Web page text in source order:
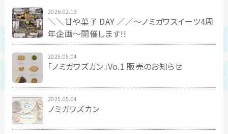
2026.02.19
＼＼甘や菓子 DAY ／／〜ノミガワスイーツ4周
年企画〜開催します!!
2025.05.04
「ノミガワズカン」Vo.1 販売のお知らせ
2025.05.04
ノミガワズカン